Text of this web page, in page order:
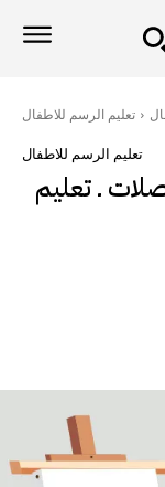
تعليم الرسم للاطفال
تعليم الرسم للاطفال
ـ تعليم